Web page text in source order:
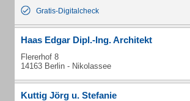
Gratis-Digitalcheck
Haas Edgar Dipl.-Ing. Architekt
Flererhof 8
14163 Berlin - Nikolassee
Kuttig Jörg u. Stefanie